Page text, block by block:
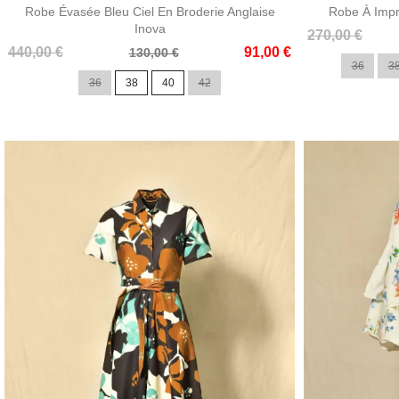
Robe Évasée Bleu Ciel En Broderie Anglaise
Inova
440,00 €
Prix
130,00 € 91,00 €
Prix
36 38 40 42
Robe À
270,00 €
Prix
Prix
36